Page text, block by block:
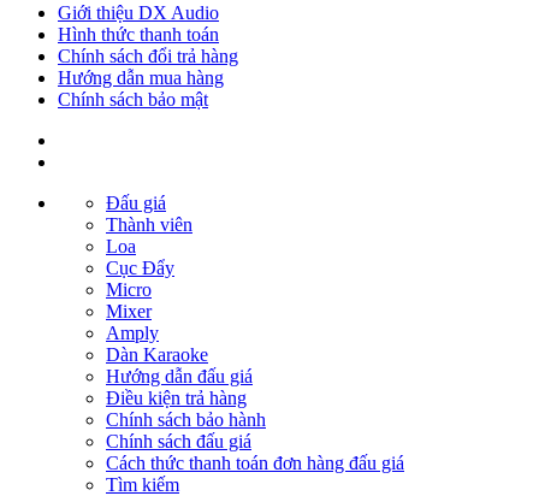
Giới thiệu DX Audio
Hình thức thanh toán
Chính sách đổi trả hàng
Hướng dẫn mua hàng
Chính sách bảo mật
Đấu giá
Thành viên
Loa
Cục Đẩy
Micro
Mixer
Amply
Dàn Karaoke
Hướng dẫn đấu giá
Điều kiện trả hàng
Chính sách bảo hành
Chính sách đấu giá
Cách thức thanh toán đơn hàng đấu giá
Tìm kiếm